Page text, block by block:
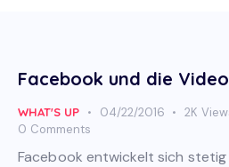
Facebook und die
WHAT'S UP 04/22/2016 2K
0 Comments
Facebook entwickelt sich